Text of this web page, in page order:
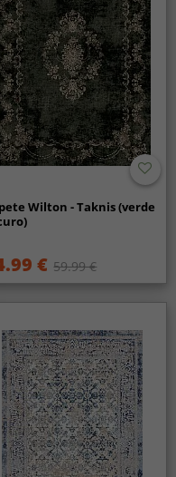
Wilton - Taknis (verde
€ 59.99 €